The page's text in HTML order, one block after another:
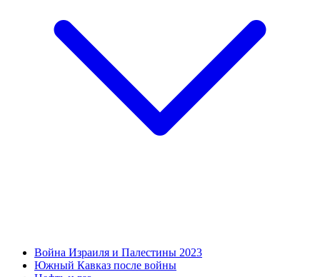
Война Израиля и Палестины 2023
Южный Кавказ после войны